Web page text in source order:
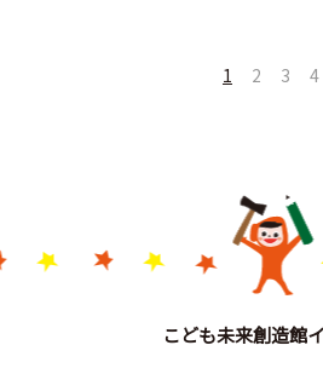
1 2 3 4
こども未来創造館